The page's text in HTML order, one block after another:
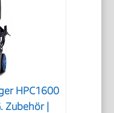
HPC1600
Zubehör |